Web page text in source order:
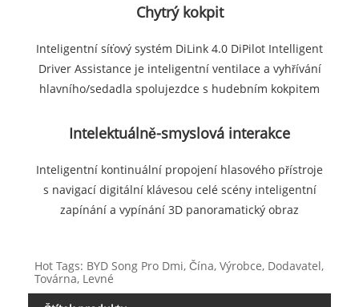
Chytrý kokpit
Inteligentní síťový systém DiLink 4.0 DiPilot Intelligent
Driver Assistance je inteligentní ventilace a vyhřívání
hlavního/sedadla spolujezdce s hudebním kokpitem
Intelektuálně-smyslová interakce
Inteligentní kontinuální propojení hlasového přístroje
s navigací digitální klávesou celé scény inteligentní
zapínání a vypínání 3D panoramatický obraz
Hot Tags: BYD Song Pro Dmi, Čína, Výrobce, Dodavatel,
Továrna, Levné